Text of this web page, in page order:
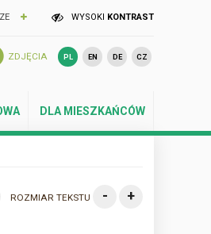
WYSOKI KONTRAST
ZDJĘCIA PL EN DE CZ
DLA MIESZKAŃCÓW
ROZMIAR TEKSTU - +